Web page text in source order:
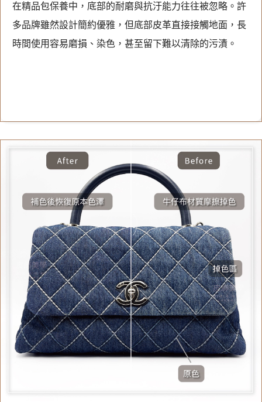
在精品包保養中，底部的耐磨與抗汙能力往往被忽略。許
多品牌雖然設計簡約優雅，但底部皮革直接接觸地面，長
時間使用容易磨損、染色，甚至留下難以清除的污漬。